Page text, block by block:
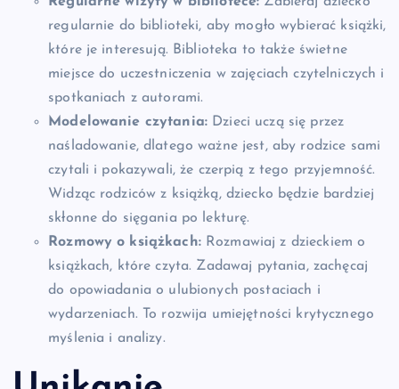
regularnie do biblioteki, aby mogło wybierać książki,
które je interesują. Biblioteka to także świetne
miejsce do uczestniczenia w zajęciach czytelniczych i
spotkaniach z autorami.
Modelowanie czytania: Dzieci uczą się przez
naśladowanie, dlatego ważne jest, aby rodzice sami
czytali i pokazywali, że czerpią z tego przyjemność.
Widząc rodziców z książką, dziecko będzie bardziej
skłonne do sięgania po lekturę.
Rozmowy o książkach:Rozmawiaj z dzieckiem o
książkach, które czyta. Zadawaj pytania, zachęcaj
do opowiadania o ulubionych postaciach i
wydarzeniach. To rozwija umiejętności krytycznego
myślenia i analizy.